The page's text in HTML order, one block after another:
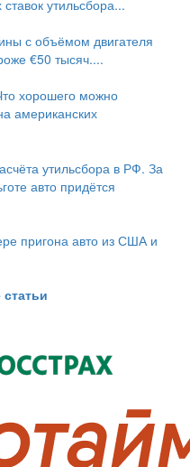
утильсбора...
с объёмом двигателя
€50 тысяч....
хорошего можно
американских
утильсбора в РФ. За
авто придётся
пригона авто из США и